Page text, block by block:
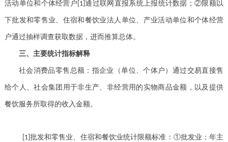
活动单位和个体经营户 [1]通过联网直报系统上报统计数据；②限额以
下批发和零售业、住宿和餐饮业法人单位、产业活动单位和个体经营
户通过抽样调查获取数据，进而推算总体。
三、主要统计指标解释
社会消费品零售总额：指企业（单位、个体户）通过交易直接售
给个人、社会集团用于非生产、非经营用的实物商品金额，以及提供
餐饮服务所取得的收入金额。
[1] 批发和零售业、住宿和餐饮业统计限额标准：①批发业：年主